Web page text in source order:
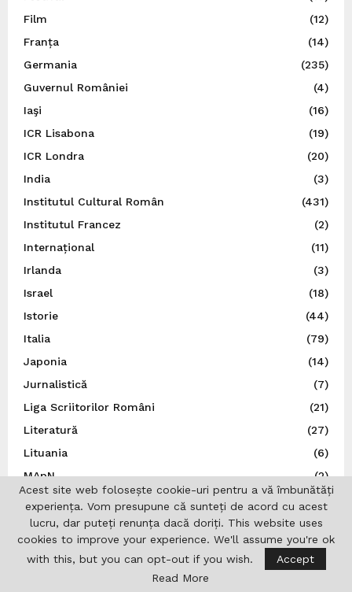
Film
(12)
Franța
(14)
Germania
(235)
Guvernul României
(4)
Iaşi
(16)
ICR Lisabona
(19)
ICR Londra
(20)
India
(3)
Institutul Cultural Român
(431)
Institutul Francez
(2)
Internațional
(11)
Irlanda
(3)
Israel
(18)
Istorie
(44)
Italia
(79)
Japonia
(14)
Jurnalistică
(7)
Liga Scriitorilor Români
(21)
Literatură
(27)
Lituania
(6)
MApN
(2)
Ministerul Afacerilor Externe
(263)
Ministerul Afacerilor Interne
(3)
Moldova
(112)
Acest site web folosește cookie-uri pentru a vă îmbunătăți
experiența. Vom presupune că sunteți de acord cu acest
lucru, dar puteți renunța dacă doriți. This website uses
cookies to improve your experience. We'll assume you're ok
with this, but you can opt-out if you wish.
Accept
Read More